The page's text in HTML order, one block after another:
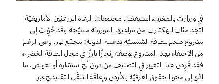
في ورزازات بالمغرب، استيقظت مجتمعات الرعاة الزراعيّين الأمازيغيّة
لتجد مئات الهكتارات من مراعيها الموروثة مسيّجة وقد حُوِّلت إلى
مشروع ضخم للطاقة الشمسيّة تدعمه الدولة: مجمّع نور. وعلى الرغم
من الاحتفاء بهذا المشروع بوصفه إنجازًا بارزًا في مجال الطاقة الخضراء،
فقد فُرِض هذا التغيير في التصنيف من دون أيّ استشارة أو تعويض، ما
أدّى إلى محو الحقوق العرفيّة بالأرض وإعاقة التنقّل التقليديّ عبر